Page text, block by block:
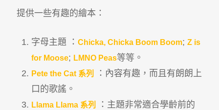
提供一些有趣的繪本：
字母主題 ： Chicka, Chicka Boom Boom; Z is
for Moose; LMNO Peas等等。
Pete the Cat 系列
：內容有趣，而且有朗朗上
口的歌謠。
Llama Llama 系列
：主題非常適合學齡前的